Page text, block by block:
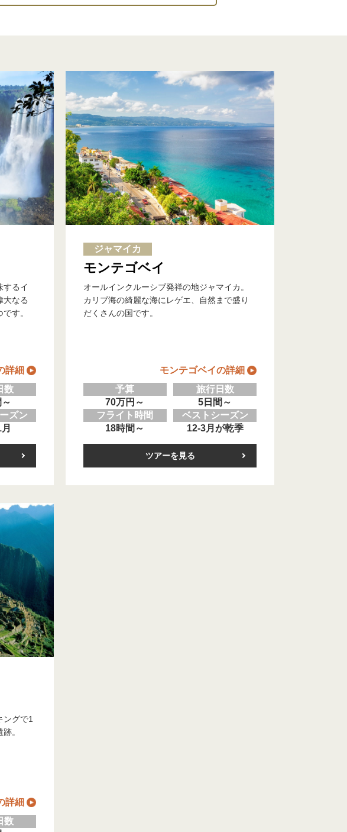
んでした。
するイ
大なる
す。
詳細
数
ズン
ジャマイカ
モンテゴベイ
オールインクルーシブ発祥の地ジャマイカ。
カリブ海の綺麗な海にレゲエ、自然まで盛り
だくさんの国です。
モンテゴベイの詳細
予算
70万円～
旅行日数
5日間～
フライト時間
18時間～
ベストシーズン
12-3月が乾季
ツアーを見る
ングで1
。
詳細
数